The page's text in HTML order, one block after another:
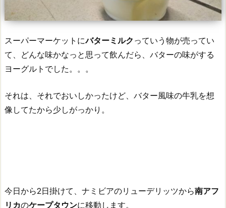
スーパーマーケットにバターミルク っていう物が売ってい
て、どんな味かなっと思って飲んだら、バターの味がする
ヨーグルトでした。。。
それは、それでおいしかったけど、バター風味の牛乳を想
像してたから少しがっかり。
今日から2日掛けて、ナミビアのリューデリッツから南アフ
リカのケープタウンに移動します。